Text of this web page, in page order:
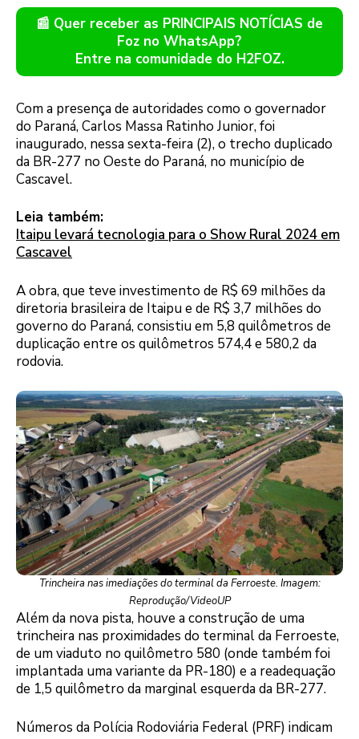
📰 Quer receber as PRINCIPAIS NOTÍCIAS de
Foz no WhatsApp?
Entre na comunidade do H2FOZ.
Com a presença de autoridades como o governador
do Paraná, Carlos Massa Ratinho Junior, foi
inaugurado, nessa sexta-feira (2), o trecho duplicado
da BR-277 no Oeste do Paraná, no município de
Cascavel.
Leia também:
Itaipu levará tecnologia para o Show Rural 2024 em
Cascavel
A obra, que teve investimento de R$ 69 milhões da
diretoria brasileira de Itaipu e de R$ 3,7 milhões do
governo do Paraná, consistiu em 5,8 quilômetros de
duplicação entre os quilômetros 574,4 e 580,2 da
rodovia.
Trincheira nas imediações do terminal da Ferroeste. Imagem:
Reprodução/VideoUP
Além da nova pista, houve a construção de uma
trincheira nas proximidades do terminal da Ferroeste,
de um viaduto no quilômetro 580 (onde também foi
implantada uma variante da PR-180) e a readequação
de 1,5 quilômetro da marginal esquerda da BR-277.
Números da Polícia Rodoviária Federal (PRF) indicam